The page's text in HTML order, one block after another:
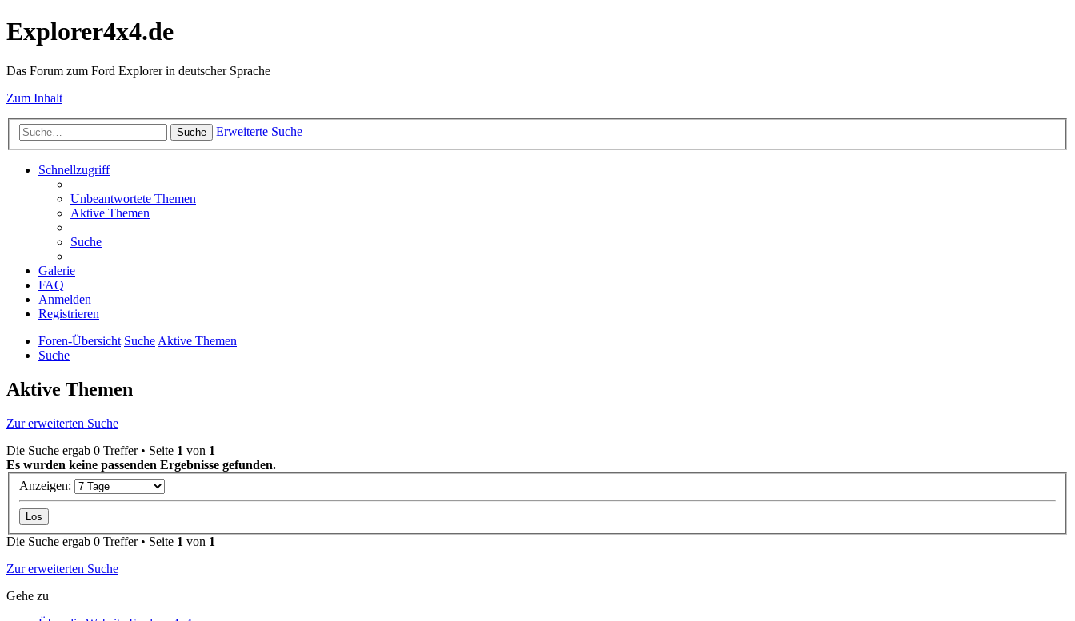
Explorer4x4.de
Das Forum zum Ford Explorer in deutscher Sprache
Zum Inhalt
Suche Erweiterte Suche
Schnellzugriff
Unbeantwortete Themen
Aktive Themen
Suche
Galerie
FAQ
Anmelden
Registrieren
Foren-Übersicht SucheAktive Themen
Suche
Aktive Themen
Zur erweiterten Suche
Die Suche ergab 0 Treffer • Seite 1 von 1
Es wurden keine passenden Ergebnisse gefunden.
Anzeigen:
Die Suche ergab 0 Treffer • Seite 1 von 1
Zur erweiterten Suche
Gehe zu